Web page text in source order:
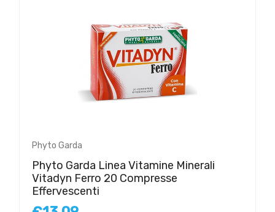
Phyto Garda
Phyto Garda Linea Vitamine Minerali
Vitadyn Ferro 20 Compresse
Effervescenti